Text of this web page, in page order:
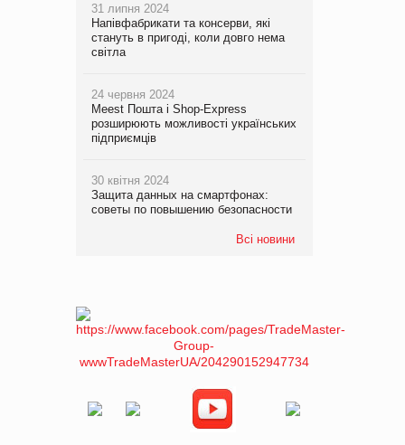
31 липня 2024
Напівфабрикати та консерви, які
стануть в пригоді, коли довго нема
світла
24 червня 2024
Meest Пошта і Shop-Express
розширюють можливості українських
підприємців
30 квітня 2024
Защита данных на смартфонах:
советы по повышению безопасности
Всі новини